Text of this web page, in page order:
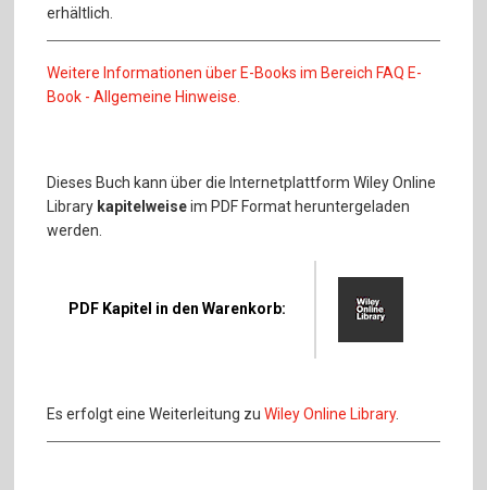
erhältlich.
Weitere Informationen über E-Books im Bereich FAQ E-
Book - Allgemeine Hinweise.
Dieses Buch kann über die Internetplattform Wiley Online
Library kapitelweiseim PDF Format heruntergeladen
werden.
PDF Kapitel in den Warenkorb:
Es erfolgt eine Weiterleitung zuWiley Online Library.